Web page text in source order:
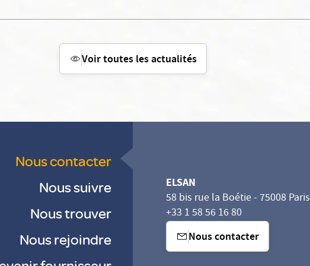
Voir toutes les actualités
Nous contacter
Nous suivre
Nous trouver
Nous rejoindre
ELSAN
58 bis rue la Boétie - 75008 Paris
+33 1 58 56 16 80
Nous contacter